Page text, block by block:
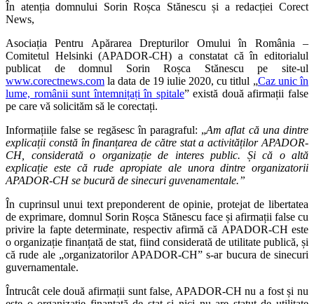
În atenția domnului Sorin Roșca Stănescu și a redacției Corect
News,
Asociația Pentru Apărarea Drepturilor Omului în România –
Comitetul Helsinki (APADOR-CH) a constatat că în editorialul
publicat de domnul Sorin Roșca Stănescu pe site-ul
www.corectnews.com la data de 19 iulie 2020, cu titlul „Caz unic în
lume, românii sunt întemnițați în spitale” există două afirmații false
pe care vă solicităm să le corectați.
Informațiile false se regăsesc în paragraful: „Am aflat că una dintre
explicații constă în finanțarea de către stat a activităților APADOR-
CH, considerată o organizație de interes public. Și că o altă
explicație este că rude apropiate ale unora dintre organizatorii
APADOR-CH se bucură de sinecuri guvenamentale.”
În cuprinsul unui text preponderent de opinie, protejat de libertatea
de exprimare, domnul Sorin Roșca Stănescu face și afirmații false cu
privire la fapte determinate, respectiv afirmă că APADOR-CH este
o organizație finanțată de stat, fiind considerată de utilitate publică, și
că rude ale „organizatorilor APADOR-CH” s-ar bucura de sinecuri
guvernamentale.
Întrucât cele două afirmații sunt false, APADOR-CH nu a fost și nu